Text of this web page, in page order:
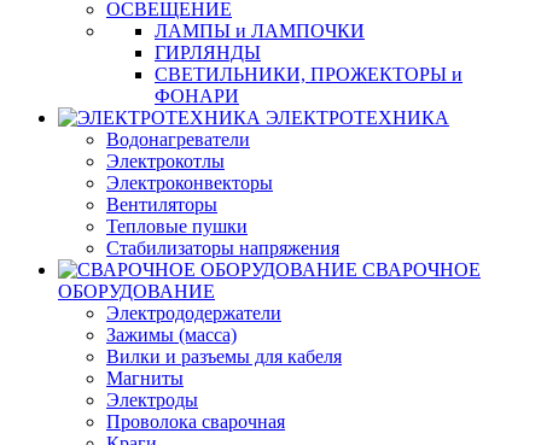
ОСВЕЩЕНИЕ
ЛАМПЫ и ЛАМПОЧКИ
ГИРЛЯНДЫ
СВЕТИЛЬНИКИ, ПРОЖЕКТОРЫ и
ФОНАРИ
ЭЛЕКТРОТЕХНИКА
Водонагреватели
Электрокотлы
Электроконвекторы
Вентиляторы
Тепловые пушки
Стабилизаторы напряжения
СВАРОЧНОЕ
ОБОРУДОВАНИЕ
Электрододержатели
Зажимы (масса)
Вилки и разъемы для кабеля
Магниты
Электроды
Проволока сварочная